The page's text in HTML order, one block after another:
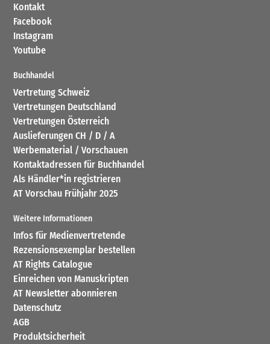
Kontakt
Facebook
Instagram
Youtube
Buchhandel
Vertretung Schweiz
Vertretungen Deutschland
Vertretungen Österreich
Auslieferungen CH / D / A
Werbematerial / Vorschauen
Kontaktadressen für Buchhandel
Als Händler*in registrieren
AT Vorschau Frühjahr 2025
Weitere Informationen
Infos für Medienvertretende
Rezensionsexemplar bestellen
AT Rights Catalogue
Einreichen von Manuskripten
AT Newsletter abonnieren
Datenschutz
AGB
Produktsicherheit